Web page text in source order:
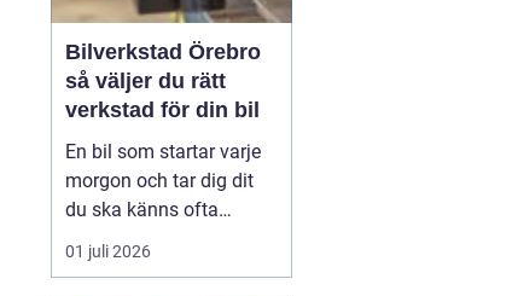
Bilverkstad Örebro
så väljer du rätt
verkstad för din bil
En bil som startar varje
morgon och tar dig dit
du ska känns ofta
självklar. Men bakom
varje problemfri körning
01 juli 2026